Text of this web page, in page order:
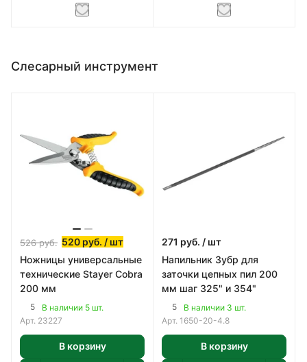
Слесарный инструмент
526руб. 520 руб. / шт
Ножницы универсальные
технические Stayer Cobra
200 мм
5
В наличии 5 шт.
Арт. 23227
В корзину
271 руб. / шт
Напильник Зубр для
заточки цепных пил 200
мм шаг 325" и 354"
5
В наличии 3 шт.
Арт. 1650-20-4.8
В корзину